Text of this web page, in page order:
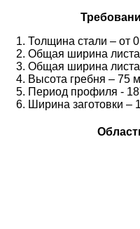
Толщина стали – от
Общая ширина
Общая ширина
Высота гребня – 75
Период профиля -
Ширина заготовки –